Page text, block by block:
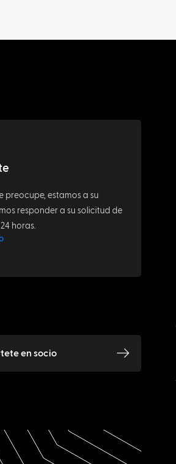
preocupe, estamos a su
responder a su solicitud de
horas.
en socio